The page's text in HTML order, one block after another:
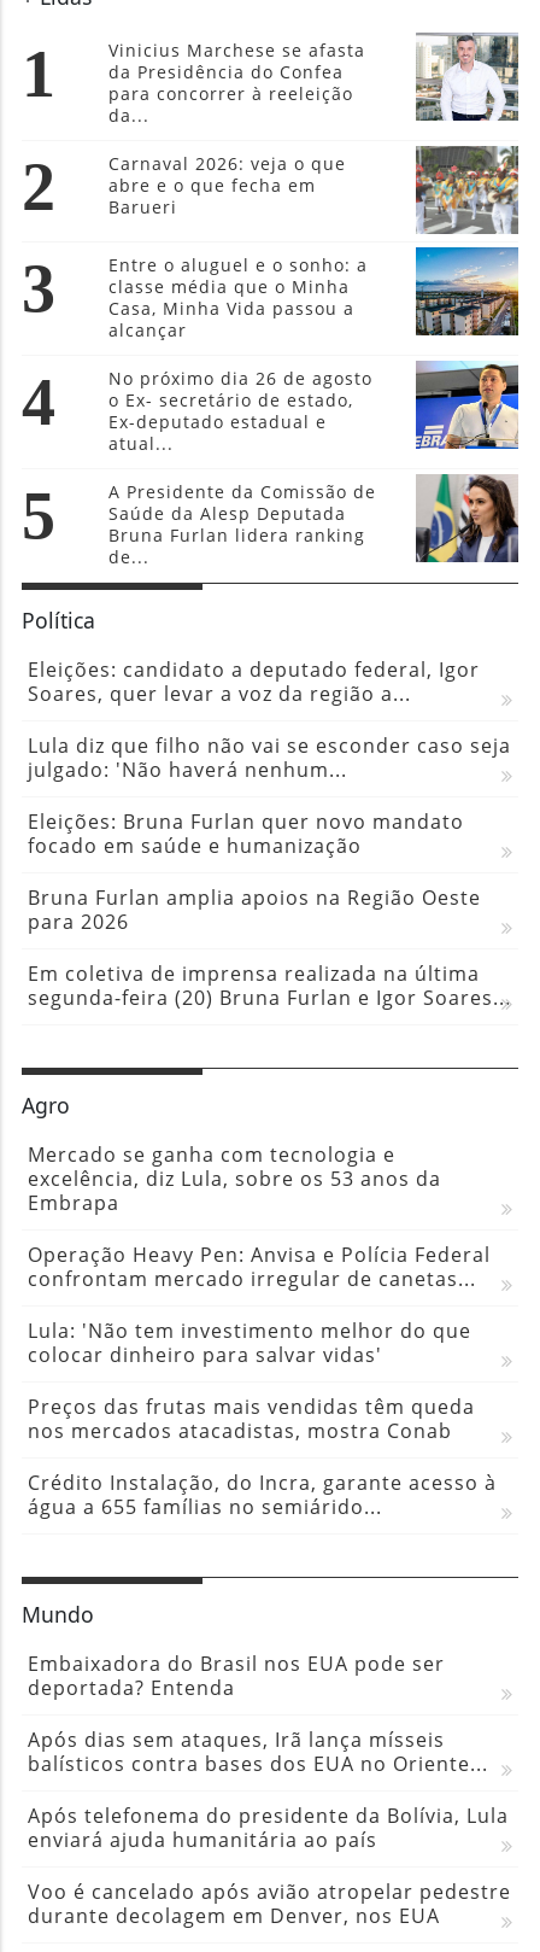
1
Vinicius Marchese se afasta
da Presidência do Confea
para concorrer à reeleição
da...
2
Carnaval 2026: veja o que
abre e o que fecha em
Barueri
3
Entre o aluguel e o sonho: a
classe média que o Minha
Casa, Minha Vida passou a
alcançar
4
No próximo dia 26 de agosto
o Ex- secretário de estado,
Ex-deputado estadual e
atual...
5
A Presidente da Comissão de
Saúde da Alesp Deputada
Bruna Furlan lidera ranking
de...
Política
Eleições: candidato a deputado federal, Igor
Soares, quer levar a voz da região a...
Lula diz que filho não vai se esconder caso seja
julgado: 'Não haverá nenhum...
Eleições: Bruna Furlan quer novo mandato
focado em saúde e humanização
Bruna Furlan amplia apoios na Região Oeste
para 2026
Em coletiva de imprensa realizada na última
segunda-feira (20) Bruna Furlan e Igor Soares...
Agro
Mercado se ganha com tecnologia e
excelência, diz Lula, sobre os 53 anos da
Embrapa
Operação Heavy Pen: Anvisa e Polícia Federal
confrontam mercado irregular de canetas...
Lula: 'Não tem investimento melhor do que
colocar dinheiro para salvar vidas'
Preços das frutas mais vendidas têm queda
nos mercados atacadistas, mostra Conab
Crédito Instalação, do Incra, garante acesso à
água a 655 famílias no semiárido...
Mundo
Embaixadora do Brasil nos EUA pode ser
deportada? Entenda
Após dias sem ataques, Irã lança mísseis
balísticos contra bases dos EUA no Oriente...
Após telefonema do presidente da Bolívia, Lula
enviará ajuda humanitária ao país
Voo é cancelado após avião atropelar pedestre
durante decolagem em Denver, nos EUA